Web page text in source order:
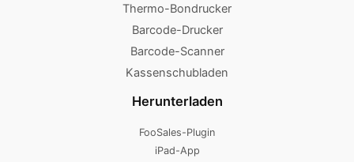
Thermo-Bondrucker
Barcode-Drucker
Barcode-Scanner
Kassenschubladen
Herunterladen
FooSales-Plugin
iPad-App